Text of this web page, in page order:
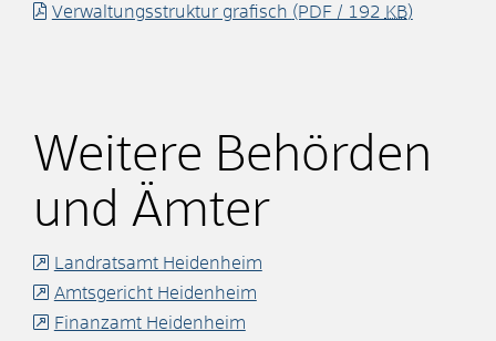
Verwaltungsstruktur grafisch (PDF / 192 KB)
Weitere Behörden
und Ämter
Landratsamt Heidenheim
Amtsgericht Heidenheim
Finanzamt Heidenheim